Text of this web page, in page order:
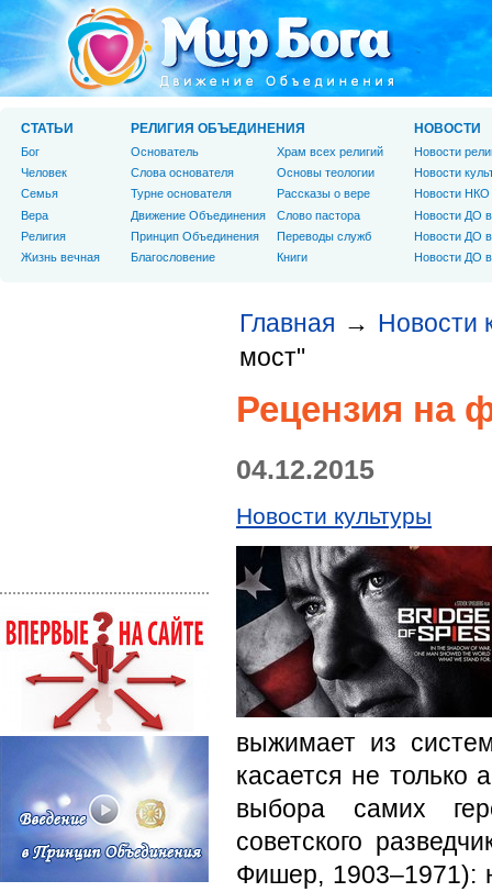
Главная → Новости
мост"
Рецензия на
04.12.2015
Новости культуры
выжимает из
касается не только
выбора самих
советского
Фишер, 1903–1971):
СТАТЬИ
Бог
Человек
Cемья
Вера
Религия
Жизнь вечная
РЕЛИГИЯ ОБЪЕДИНЕНИЯ
Основатель
Слова основателя
Турне основателя
Движение Объединения
Принцип Объединения
Благословение
Храм всех религий
Основы теологии
Рассказы о вере
Слово пастора
Переводы служб
Книги
НОВОСТИ
Новости
Новости
Новости НКО
Новости ДО
Новости ДО
Новости ДО